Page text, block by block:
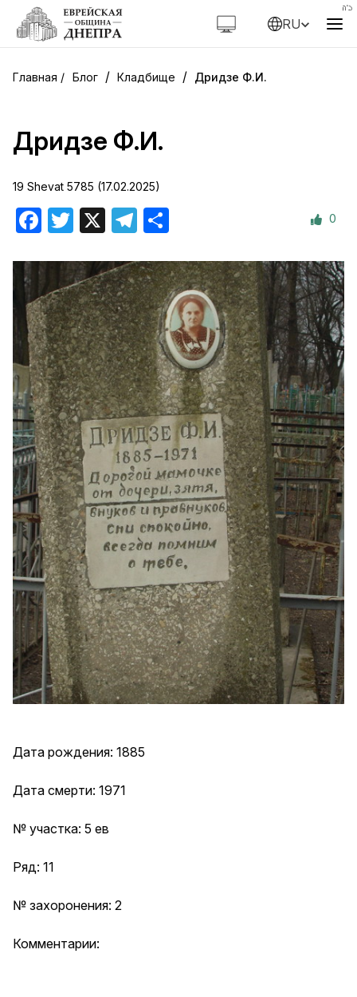
RU
Блог / Кладбище / Дридзе Ф.И.
Дридзе Ф.И.
19 Shevat 5785 (17.02.2025)
Facebook
Twitter Telegram 0
Дата рождения: 1885
Дата смерти: 1971
№ участка: 5 ев
Ряд: 11
№ захоронения: 2
Комментарии: